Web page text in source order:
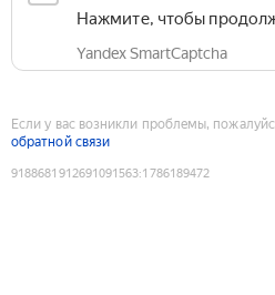
Нажмите, чтобы
Yandex SmartCaptcha
Если у вас возникли проблемы,
обратной связи
9188681912691091563:1786189472